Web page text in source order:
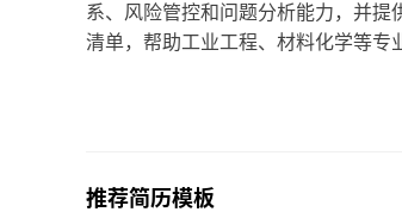
系、风险管控和问题分析能力，并
清单，帮助工业工程、材料化学等专
推荐简历模板